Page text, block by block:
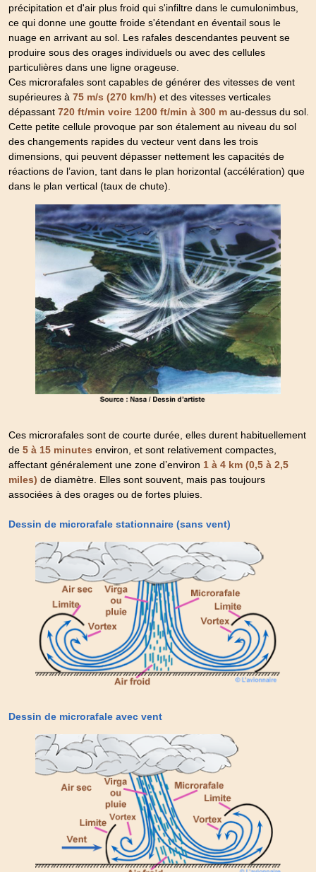
précipitation et d'air plus froid qui s'infiltre dans le cumulonimbus,
ce qui donne une goutte froide s'étendant en éventail sous le
nuage en arrivant au sol. Les rafales descendantes peuvent se
produire sous des orages individuels ou avec des cellules
particulières dans une ligne orageuse.
Ces microrafales sont capables de générer des vitesses de vent
supérieures à75 m/s (270 km/h) et des vitesses verticales
dépassant720 ft/min voire 1200 ft/min à 300 mau-dessus du sol.
Cette petite cellule provoque par son étalement au niveau du sol
des changements rapides du vecteur vent dans les trois
dimensions, qui peuvent dépasser nettement les capacités de
réactions de l’avion, tant dans le plan horizontal (accélération) que
dans le plan vertical (taux de chute).
Ces microrafales sont de courte durée, elles durent habituellement
de 5 à 15 minutesenviron, et sont relativement compactes,
affectant généralement une zone d’environ 1 à 4 km (0,5 à 2,5
miles) de diamètre. Elles sont souvent, mais pas toujours
associées à des orages ou de fortes pluies.
Dessin de microrafale stationnaire (sans vent)
Dessin de microrafale avec vent